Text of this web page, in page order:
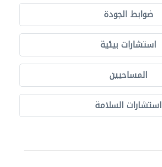
ضوابط الجودة
استشارات بيئية
المساحيين
استشارات السلامة